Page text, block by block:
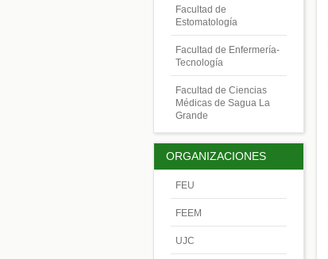
Facultad de
Estomatología
Facultad de Enfermería-
Tecnología
Facultad de Ciencias
Médicas de Sagua La
Grande
ORGANIZACIONES
FEU
FEEM
UJC